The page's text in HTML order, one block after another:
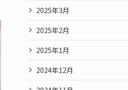
2025年3月
2025年2月
2025年1月
2024年12月